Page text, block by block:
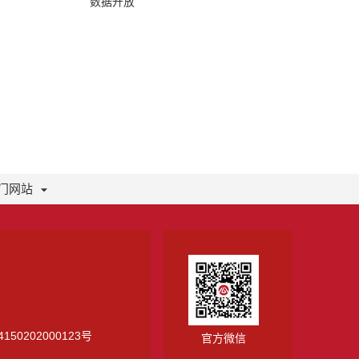
网站
号 官方微信